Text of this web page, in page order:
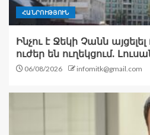
ՀԱՆՐՈՒԹՅՈՒՆ
Ինչու է Ջեկի Չանն
ուժեր են ուղեկցում.
06/08/2026 infomitk@gmail.com